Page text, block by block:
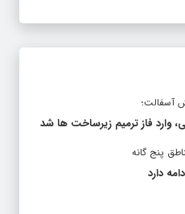
آسفالت؛
وارد فاز ترمیم زیرساخت ها شد
پنج گانه
دارد